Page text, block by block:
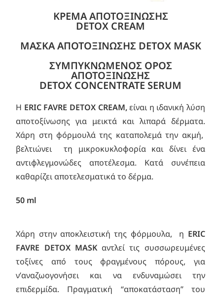
ΚΡΕΜΑ ΑΠΟΤΟΞΙΝΩΣΗΣ
DETOX CREAM
ΜΑΣΚΑ ΑΠΟΤΟΞΙΝΩΣΗΣ DETOX MASK
ΣΥΜΠΥΚΝΩΜΕΝΟΣ ΟΡΟΣ
ΑΠΟΤΟΞΙΝΩΣΗΣ
DETOX CONCENTRATE SERUM
H ERIC FAVRE DETOX CREAM,είναι η ιδανική λύση
αποτοξίνωσης για μεικτά και λιπαρά δέρματα.
Χάρη στη φόρμουλά της καταπολεμά την ακμή,
βελτιώνει τη μικροκυκλοφορία και δίνει ένα
αντιφλεγμονώδες αποτέλεσμα. Κατά συνέπεια
καθαρίζει αποτελεσματικά το δέρμα.
50 ml
Χάρη στην αποκλειστική της φόρμουλα, η ERIC
FAVRE DETOX MASK αντλεί τις συσσωρευμένες
τοξίνες από τους φραγμένους πόρους, για
ν’αναζωογονήσει και να ενδυναμώσει την
επιδερμίδα. Πραγματική “αποκατάσταση” του